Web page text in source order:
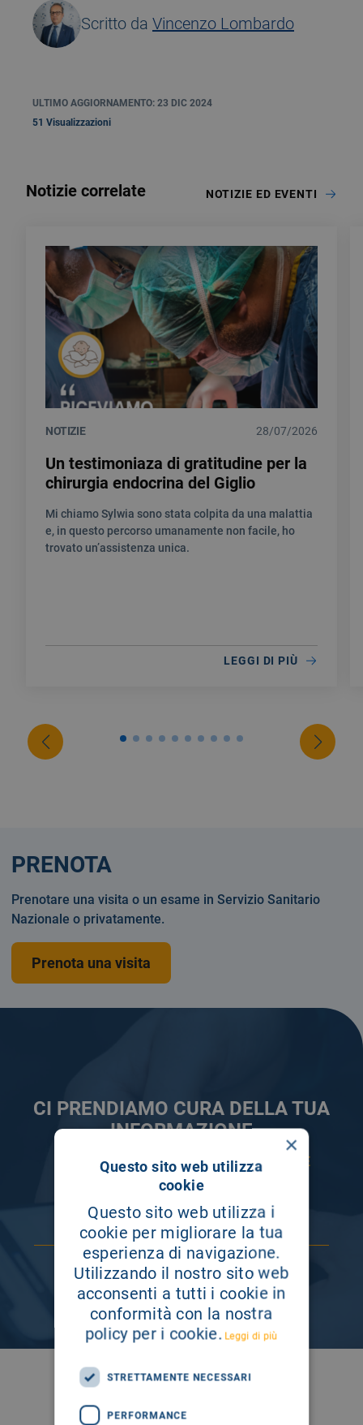
Scritto da Vincenzo Lombardo
ULTIMO AGGIORNAMENTO: 23 DIC 2024
51 Visualizzazioni
Notizie correlate NOTIZIE ED EVENTI
NOTIZIE 28/07/2026
Un testimoniaza di gratitudine per la
chirurgia endocrina del Giglio
Mi chiamo Sylwia sono stata colpita da una malattia
e, in questo percorso umanamente non facile, ho
trovato un’assistenza unica.
LEGGI DI PIÙ
CI PRENDIAMO CURA DELLA TUA
INFORMAZIONE
ISCRIVITI AI NOSTRI CANALI PER RESTARE
SEMPRE AGGIORNATO
PRENOTA
Prenotare una visita o un esame in Servizio Sanitario
Nazionale o privatamente.
Prenota una visita
SEGUICI SU
×
Questo sito web utilizza
cookie
Questo sito web utilizza i
cookie per migliorare la tua
esperienza di navigazione.
Utilizzando il nostro sito web
acconsenti a tutti i cookie in
conformità con la nostra
policy per i cookie. Leggi di più
STRETTAMENTE NECESSARI
PERFORMANCE